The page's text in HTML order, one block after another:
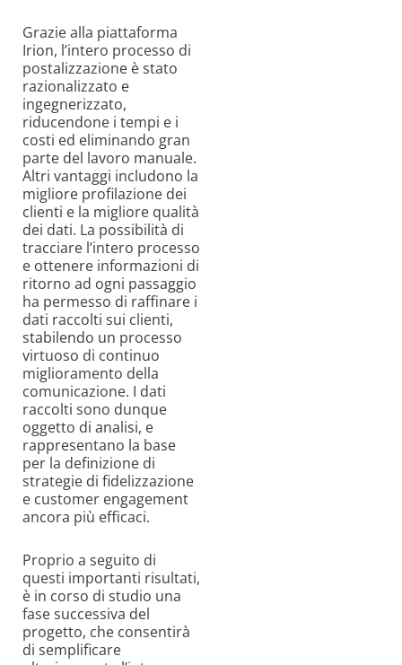
Grazie alla piattaforma
Irion, l’intero processo di
postalizzazione è stato
razionalizzato e
ingegnerizzato,
riducendone i tempi e i
costi ed eliminando gran
parte del lavoro manuale.
Altri vantaggi includono la
migliore profilazione dei
clienti e la migliore qualità
dei dati. La possibilità di
tracciare l’intero processo
e ottenere informazioni di
ritorno ad ogni passaggio
ha permesso di raffinare i
dati raccolti sui clienti,
stabilendo un processo
virtuoso di continuo
miglioramento della
comunicazione. I dati
raccolti sono dunque
oggetto di analisi, e
rappresentano la base
per la definizione di
strategie di fidelizzazione
e customer engagement
ancora più efficaci.
Proprio a seguito di
questi importanti risultati,
è in corso di studio una
fase successiva del
progetto, che consentirà
di semplificare